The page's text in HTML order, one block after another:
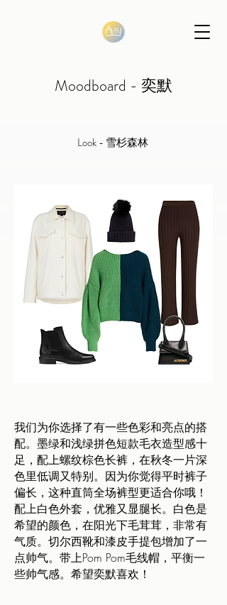
Moodboard - 奕默
Look - 雪杉森林
我们为你选择了有一些色彩和亮点的搭
配。墨绿和浅绿拼色短款毛衣造型感十
足，配上螺纹棕色长裤，在秋冬一片深
色里低调又特别。因为你觉得平时裤子
偏长，这种直筒全场裤型更适合你哦！
配上白色外套，优雅又显腿长。白色是
希望的颜色，在阳光下毛茸茸，非常有
气质。切尔西靴和漆皮手提包增加了一
点帅气。带上Pom Pom毛线帽，平衡一
些帅气感。希望奕默喜欢！